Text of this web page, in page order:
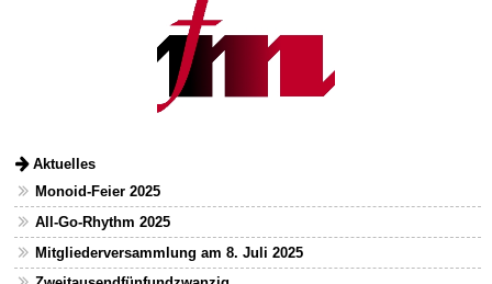
Aktuelles
Monoid-Feier 2025
All-Go-Rhythm 2025
Mitgliederversammlung am 8. Juli 2025